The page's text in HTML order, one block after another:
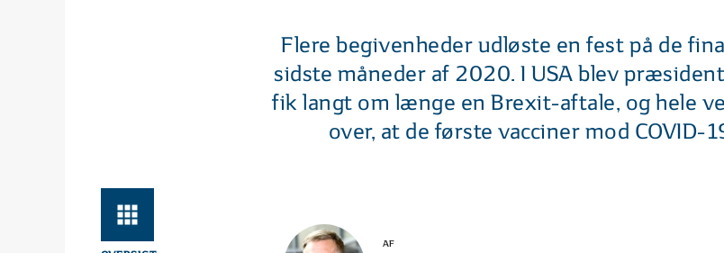
Flere begivenheder udløste en fest på de
sidste måneder af 2020. I USA blev
fik langt om længe en Brexit-aftale, og hele
over, at de første vacciner mod COVID-
AF